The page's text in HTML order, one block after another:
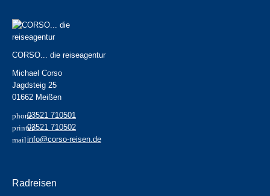
CORSO... die reiseagentur
Michael Corso
Jagdsteig 25
01662 Meißen
03521 710501
03521 710502
info@corso-reisen.de
Radreisen